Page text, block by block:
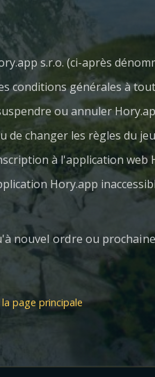
s.r.o. (ci-après
conditions générales à
ou annuler
changer les règles du
à l'application web
Hory.app
nouvel ordre ou
page principale